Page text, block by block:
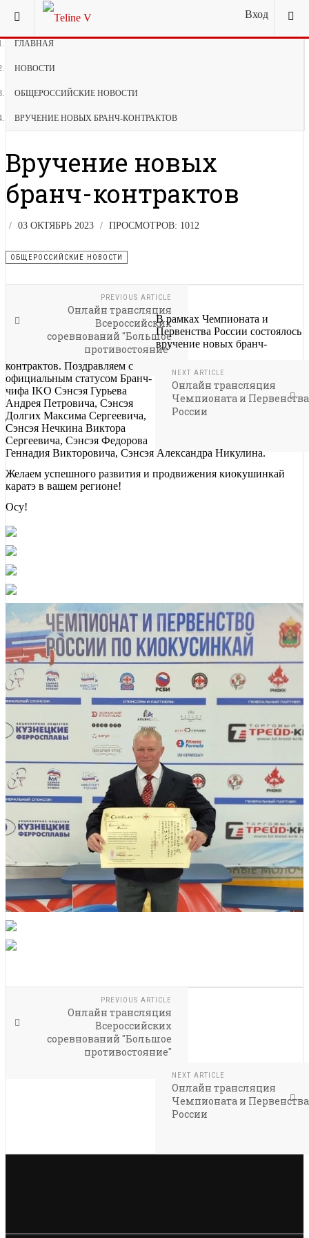
Вход
ВЫ ЗДЕСЬ:
ГЛАВНАЯ
НОВОСТИ
ОБЩЕРОССИЙСКИЕ НОВОСТИ
ВРУЧЕНИЕ НОВЫХ БРАНЧ-КОНТРАКТОВ
Вручение новых
бранч-контрактов
03 ОКТЯБРЬ 2023 ПРОСМОТРОВ: 1012
ОБЩЕРОССИЙСКИЕ НОВОСТИ
PREVIOUS ARTICLE
Онлайн трансляция
Всероссийских
соревнований "Большое
противостояние"
NEXT ARTICLE
Онлайн трансляция
Чемпионата и Первенства
России
В рамках Чемпионата и
Первенства России состоялось
вручение новых бранч-
контрактов. Поздравляем с
официальным статусом Бранч-
чифа IKO Сэнсэя Гурьева
Андрея Петровича, Сэнсэя
Долгих Максима Сергеевича,
Сэнсэя Нечкина Виктора
Сергеевича, Сэнсэя Федорова
Геннадия Викторовича, Сэнсэя Александра Никулина.
Желаем успешного развития и продвижения киокушинкай
каратэ в вашем регионе!
Осу!
PREVIOUS ARTICLE
Онлайн трансляция
Всероссийских
соревнований "Большое
противостояние"
NEXT ARTICLE
Онлайн трансляция
Чемпионата и Первенства
России